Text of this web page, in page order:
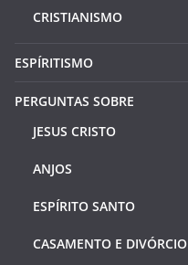
CRISTIANISMO
ESPÍRITISMO
PERGUNTAS SOBRE
JESUS CRISTO
ANJOS
ESPÍRITO SANTO
CASAMENTO E DIVÓRCIO